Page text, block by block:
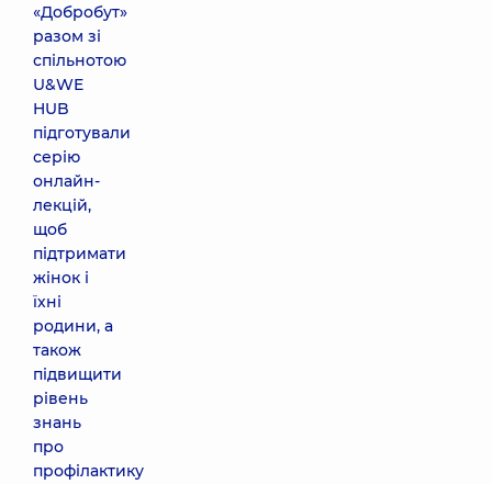
«Добробут»
разом зі
спільнотою
U&WE
HUB
підготували
серію
онлайн-
лекцій,
щоб
підтримати
жінок і
їхні
родини, а
також
підвищити
рівень
знань
про
профілактику